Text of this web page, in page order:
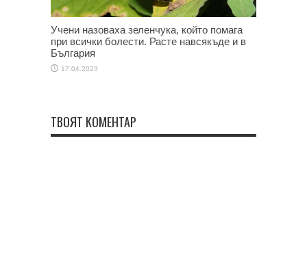
Учени назоваха зеленчука, който помага
при всички болести. Расте навсякъде и в
България
17.04.2023
ТВОЯТ КОМЕНТАР